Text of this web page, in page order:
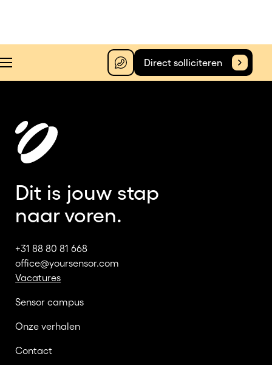
Direct solliciteren
Dit is jouw stap
naar voren.
+31 88 80 81 668
office@yoursensor.com
Vacatures
Sensor campus
Onze verhalen
Contact